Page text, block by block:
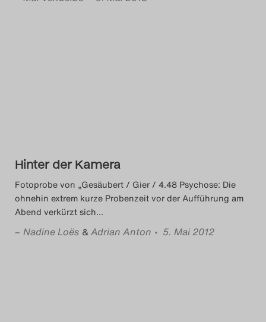
Das Theatertreffen-Blog
2019
Das Theatertreffen-Blog
2020
Hinter der Kamera
Fotoprobe von „Gesäubert / Gier / 4.48 Psychose: Die
ohnehin extrem kurze Probenzeit vor der Aufführung am
Abend verkürzt sich…
– Nadine Loës &Adrian Anton • 5. Mai 2012